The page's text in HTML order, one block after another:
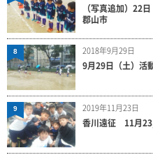
（写真追加）22
郡山市
2018年9月29日
9月29日（土）活
8
2019年11月23日
香川遠征 11月
9